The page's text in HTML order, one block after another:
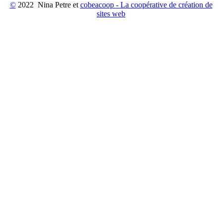
©2022 Nina Petre etcobeacoop - La coopérative de création de
sites web